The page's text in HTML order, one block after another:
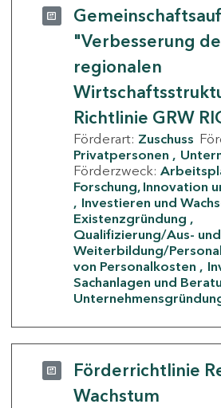
"Verbesserung
regionalen
Richtlinie GRW
Förderart: Zuschuss
Privatpersonen
Förderzweck:
Forschung, Innovation
Investieren und
Existenzgründung
Qualifizierung/Aus- und
Weiterbildung/Personal
von Personalkosten
Sachanlagen und
Förderrichtlinie
Wachstum